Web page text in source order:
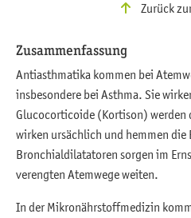
Zurück
Zusammenfassung
Antiasthmatika kommen bei
insbesondere bei Asthma. Sie
Glucocorticoide (Kortison) werden
wirken ursächlich und hemmen
Bronchialdilatatoren sorgen im
verengten Atemwege weiten.
In der Mikronährstoffmedizin